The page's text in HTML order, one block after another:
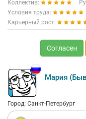
Коллектив:
Условия труда:
Карьерный рост:
Согласен
Мария
Город: Санкт-Петербург